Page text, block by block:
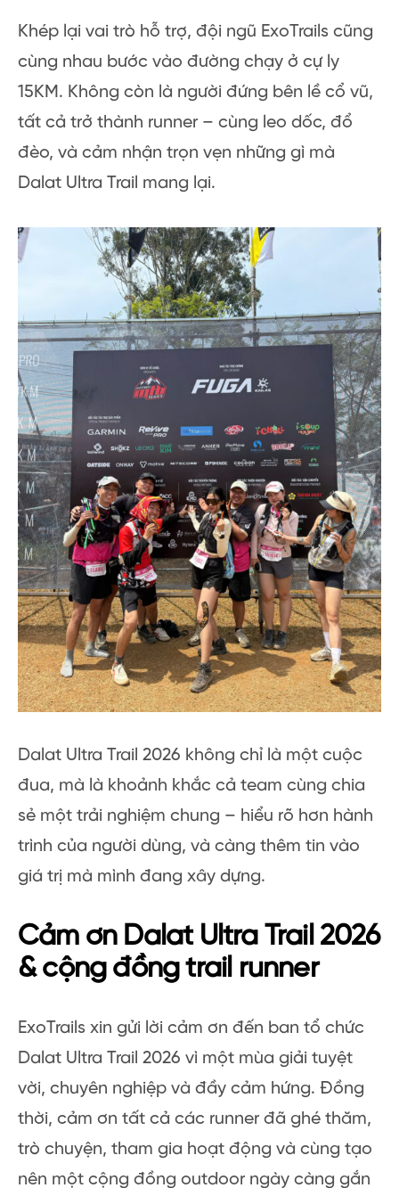
Khép lại vai trò hỗ trợ, đội ngũ ExoTrails cũng
cùng nhau bước vào đường chạy ở cự ly
15KM. Không còn là người đứng bên lề cổ vũ,
tất cả trở thành runner – cùng leo dốc, đổ
đèo, và cảm nhận trọn vẹn những gì mà
Dalat Ultra Trail mang lại.
Dalat Ultra Trail 2026 không chỉ là một cuộc
đua, mà là khoảnh khắc cả team cùng chia
sẻ một trải nghiệm chung – hiểu rõ hơn hành
trình của người dùng, và càng thêm tin vào
giá trị mà mình đang xây dựng.
Cảm ơn Dalat Ultra Trail 2026
& cộng đồng trail runner
ExoTrails xin gửi lời cảm ơn đến ban tổ chức
Dalat Ultra Trail 2026 vì một mùa giải tuyệt
vời, chuyên nghiệp và đầy cảm hứng. Đồng
thời, cảm ơn tất cả các runner đã ghé thăm,
trò chuyện, tham gia hoạt động và cùng tạo
nên một cộng đồng outdoor ngày càng gắn